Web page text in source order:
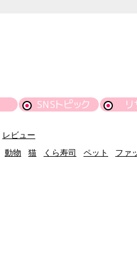
SNSトピック
レビュー
動物 猫 くら寿司 ペット ファ